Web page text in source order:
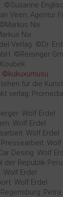
©Susanne
Veen, Agentur
Nix
Nix
Verlag: ©Dr.
©Reisinger
©kukuxumusu
für die Kunst
verlag;
Wolf Erdel
Wolf Erdel
Wolf Erdel
Wolf
Desing: Wolf
der Republik
Wolf Erdel
Wolf Erdel
Petra